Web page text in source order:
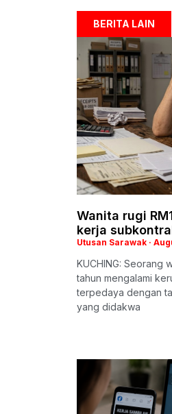
BERITA LAIN
Wanita rugi
kerja
Utusan Sarawak
KUCHING: Seorang
tahun mengalami
terpedaya dengan
yang didakwa